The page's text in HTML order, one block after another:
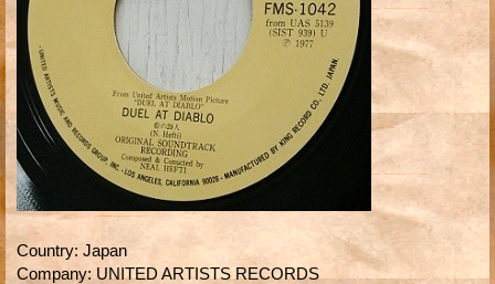
Country: Japan
Company: UNITED ARTISTS RECORDS